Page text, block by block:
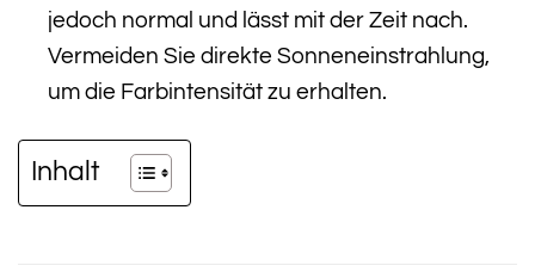
jedoch normal und lässt mit der Zeit nach.
Vermeiden Sie direkte Sonneneinstrahlung,
um die Farbintensität zu erhalten.
Inhalt